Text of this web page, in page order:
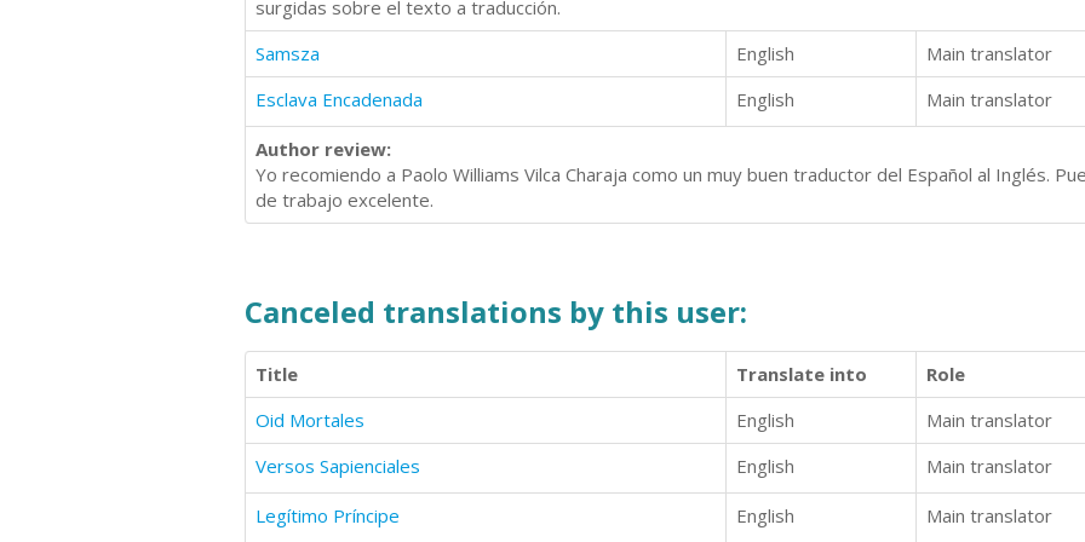
surgidas sobre el texto a traducción.
Samsza
English
Main translator
Esclava Encadenada
English Main translator
Author review:
Yo recomiendo a Paolo Williams Vilca Charaja como un muy buen traductor del Español al Inglés.
de trabajo excelente.
Canceled translations by this user:
Title Translate into
Role
Oid Mortales
English
Main translator
Versos Sapienciales
English Main translator
Legítimo Príncipe English Main translator